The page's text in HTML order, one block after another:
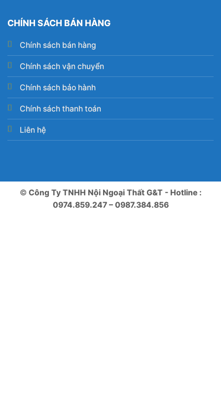
CHÍNH SÁCH BÁN HÀNG
Chính sách bán hàng
Chính sách vận chuyển
Chính sách bảo hành
Chính sách thanh toán
Liên hệ
© Công Ty TNHH Nội Ngoại Thất G&T - Hotline :
0974.859.247 – 0987.384.856